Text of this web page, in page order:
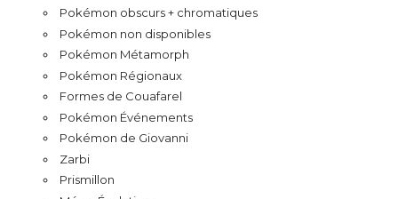
Pokémon obscurs + chromatiques
Pokémon non disponibles
Pokémon Métamorph
Pokémon Régionaux
Formes de Couafarel
Pokémon Événements
Pokémon de Giovanni
Zarbi
Prismillon